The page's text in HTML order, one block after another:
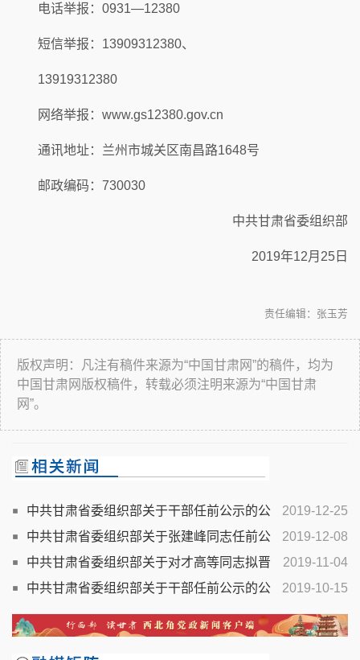
电话举报：0931—12380
短信举报：13909312380、
13919312380
网络举报：www.gs12380.gov.cn
通讯地址：兰州市城关区南昌路1648号
邮政编码：730030
中共甘肃省委组织部
2019年12月25日
责任编辑：张玉芳
版权声明：凡注有稿件来源为“中国甘肃网”的稿件，均为
中国甘肃网版权稿件，转载必须注明来源为“中国甘肃
网”。
2019-12-25
中共甘肃省委组织部关于干部任前公示的公
告
2019-12-08
中共甘肃省委组织部关于张建峰同志任前公
示的公告
2019-11-04
中共甘肃省委组织部关于对才高等同志拟晋
升二级巡视员公示的公告
2019-10-15
中共甘肃省委组织部关于干部任前公示的公
告